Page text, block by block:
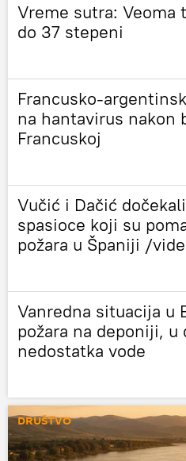
Vreme sutra: Veoma
do 37 stepeni
Francusko-
na hantavirus nakon
Francuskoj
Vučić i Dačić
spasioce koji su
požara u Španiji /
Vanredna situacija u
požara na deponiji, u
nedostatka vode
DRUŠTVO